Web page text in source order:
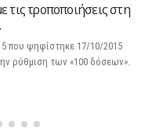
τροποποιήσεις στη
που ψηφίστηκε 17/10/2015
ρύθμιση των «100 δόσεων».